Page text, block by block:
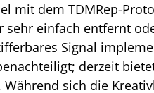
mit dem TDMRep-
einfach entfernt
Signal
derzeit
sich die